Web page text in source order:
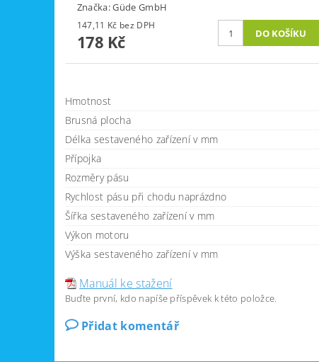
Značka:Güde GmbH
147,11 Kč bez DPH
178 Kč
Hmotnost
Brusná plocha
Délka sestaveného zařízení v mm
Přípojka
Rozměry pásu
Rychlost pásu při chodu naprázdno
Šířka sestaveného zařízení v mm
Výkon motoru
Výška sestaveného zařízení v mm
Manuál ke stažení
Buďte první, kdo napíše příspěvek k této položce.
Přidat komentář